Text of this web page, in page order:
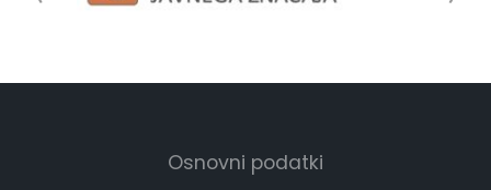
Osnovni podatki